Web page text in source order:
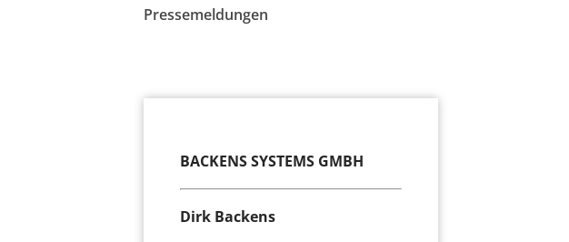
Pressemeldungen
BACKENS SYSTEMS GMBH
Dirk Backens